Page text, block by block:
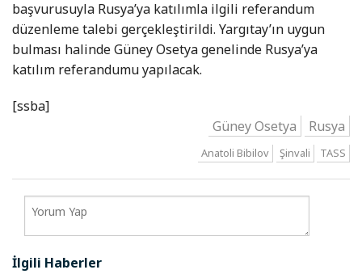
başvurusuyla Rusya’ya katılımla ilgili referandum
düzenleme talebi gerçekleştirildi. Yargıtay’ın uygun
bulması halinde Güney Osetya genelinde Rusya’ya
katılım referandumu yapılacak.
[ssba]
Güney Osetya
Rusya
Anatoli Bibilov Şinvali TASS
İlgili Haberler